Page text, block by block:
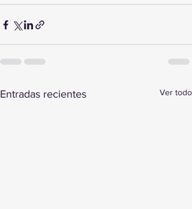
Entradas recientes Ver todo